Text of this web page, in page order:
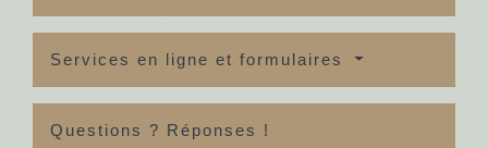
Services en ligne et formulaires
Questions ? Réponses !